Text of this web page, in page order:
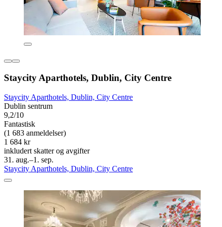
Staycity Aparthotels, Dublin, City Centre
Staycity Aparthotels, Dublin, City Centre
Dublin sentrum
9,2/10
Fantastisk
(1 683 anmeldelser)
1 684 kr
inkludert skatter og avgifter
31. aug.–1. sep.
Staycity Aparthotels, Dublin, City Centre